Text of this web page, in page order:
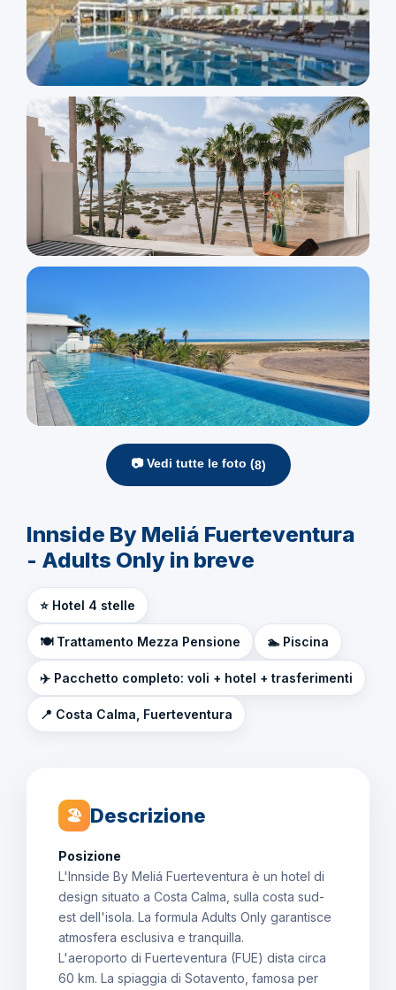
📷 Vedi tutte le foto (8)
Innside By Meliá Fuerteventura
- Adults Only in breve
⭐ Hotel 4 stelle
🍽️ Trattamento Mezza Pensione 🏊 Piscina
✈️ Pacchetto completo: voli + hotel + trasferimenti
📍 Costa Calma, Fuerteventura
🏖 Descrizione
Posizione
L'Innside By Meliá Fuerteventura è un hotel di
design situato a Costa Calma, sulla costa sud-
est dell'isola. La formula Adults Only garantisce
atmosfera esclusiva e tranquilla.
L'aeroporto di Fuerteventura (FUE) dista circa
60 km. La spiaggia di Sotavento, famosa per